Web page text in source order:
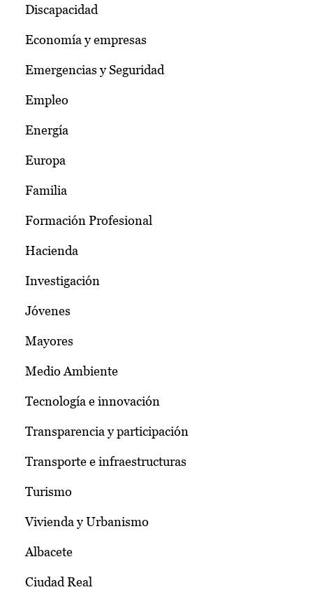
Discapacidad
Economía y empresas
Emergencias y Seguridad
Empleo
Energía
Europa
Familia
Formación Profesional
Hacienda
Investigación
Jóvenes
Mayores
Medio Ambiente
Tecnología e innovación
Transparencia y participación
Transporte e infraestructuras
Turismo
Vivienda y Urbanismo
Albacete
Ciudad Real